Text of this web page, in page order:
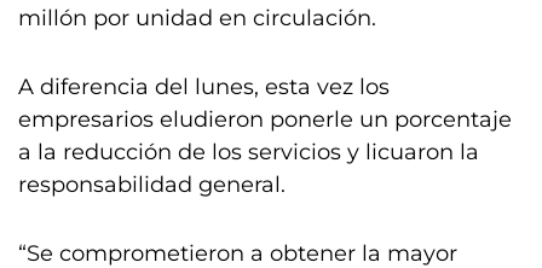
millón por unidad en circulación.
A diferencia del lunes, esta vez los
empresarios eludieron ponerle un porcentaje
a la reducción de los servicios y licuaron la
responsabilidad general.
“Se comprometieron a obtener la mayor